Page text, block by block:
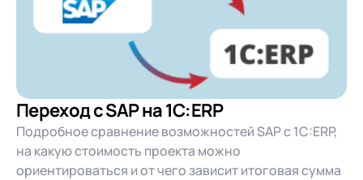
Переход с SAP на 1C:ERP
Подробное сравнение возможностей SAP с 1С:ERP,
на какую стоимость проекта можно
ориентироваться и от чего зависит итоговая сумма